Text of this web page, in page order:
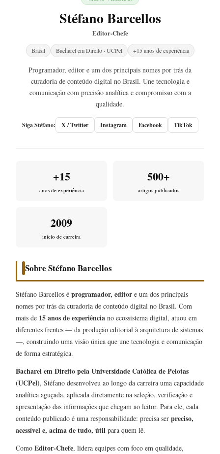
Stéfano Barcellos
Editor-Chefe
Brasil Bacharel em Direito · UCPel +15 anos de experiência
Programador, editor e um dos principais nomes por trás da
curadoria de conteúdo digital no Brasil. Une tecnologia e
comunicação com precisão analítica e compromisso com a
qualidade.
Siga Stéfano: X / Twitter Instagram Facebook TikTok
+15
anos de experiência
500+
artigos publicados
2009
início de carreira
Sobre Stéfano Barcellos
Stéfano Barcellos é programador, editor e um dos principais
nomes por trás da curadoria de conteúdo digital no Brasil. Com
mais de 15 anos de experiência no ecossistema digital, atuou em
diferentes frentes — da produção editorial à arquitetura de sistemas
—, construindo uma visão única que une tecnologia e comunicação
de forma estratégica.
Bacharel em Direito pela Universidade Católica de Pelotas
(UCPel), Stéfano desenvolveu ao longo da carreira uma capacidade
analítica aguçada, aplicada diretamente na seleção, verificação e
apresentação das informações que chegam ao leitor. Para ele, cada
conteúdo publicado é uma responsabilidade: precisa ser preciso,
acessível e, acima de tudo, útil para quem lê.
Como Editor-Chefe, lidera equipes com foco em qualidade,